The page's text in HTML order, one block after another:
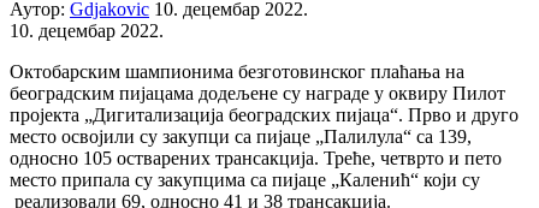
Аутор: Gdjakovic 10. децембар 2022.
10. децембар 2022.
Октобарским шампионима безготовинског плаћања на
београдским пијацама додељене су награде у оквиру Пилот
пројекта „Дигитализација београдских пијаца“. Прво и друго
место освојили су закупци са пијаце „Палилула“ са 139,
односно 105 остварених трансакција. Треће, четврто и пето
место припала су закупцима са пијаце „Каленић“ који су
реализовали 69, односно 41 и 38 трансакција.